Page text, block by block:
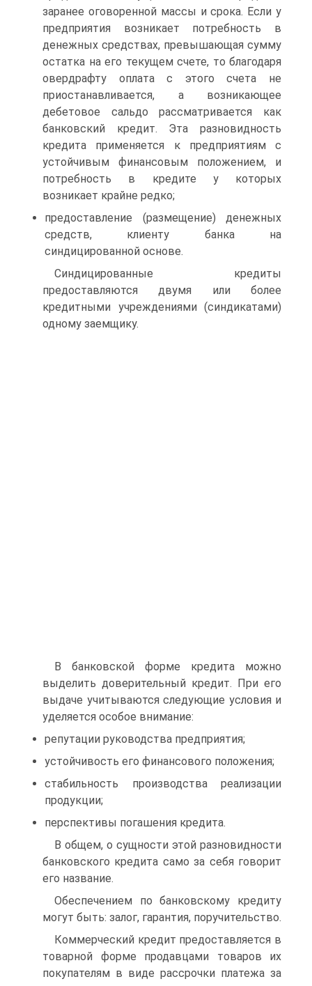
заранее оговоренной массы и срока. Если у
предприятия возникает потребность в
денежных средствах, превышающая сумму
остатка на его текущем счете, то благодаря
овердрафту оплата с этого счета не
приостанавливается, а возникающее
дебетовое сальдо рассматривается как
банковский кредит. Эта разновидность
кредита применяется к предприятиям с
устойчивым финансовым положением, и
потребность в кредите у которых
возникает крайне редко;
предоставление (размещение) денежных
средств, клиенту банка на
синдицированной основе.
Синдицированные кредиты
предоставляются двумя или более
кредитными учреждениями (синдикатами)
одному заемщику.
В банковской форме кредита можно
выделить доверительный кредит. При его
выдаче учитываются следующие условия и
уделяется особое внимание:
репутации руководства предприятия;
устойчивость его финансового положения;
стабильность производства реализации
продукции;
перспективы погашения кредита.
В общем, о сущности этой разновидности
банковского кредита само за себя говорит
его название.
Обеспечением по банковскому кредиту
могут быть: залог, гарантия, поручительство.
Коммерческий кредит предоставляется в
товарной форме продавцами товаров их
покупателям в виде рассрочки платежа за